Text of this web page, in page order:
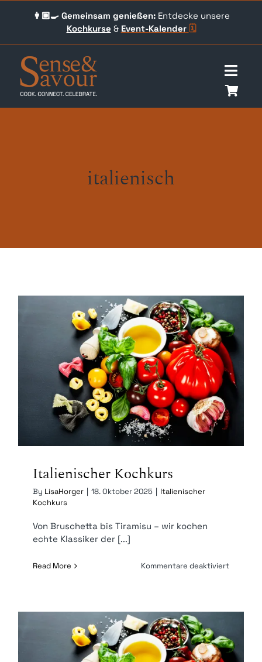
👩🏼‍🍳 Gemeinsam genießen:Entdecke unsere
Kochkurse & Event-Kalender 🗓️
Über uns
Mein Account
italienisch
Italienischer Kochkurs
Italienischer Kochkurs
By LisaHorger | 18. Oktober 2025 | Italienischer
Kochkurs
Von Bruschetta bis Tiramisu – wir kochen
echte Klassiker der [...]
Read More Kommentare deaktiviertfür